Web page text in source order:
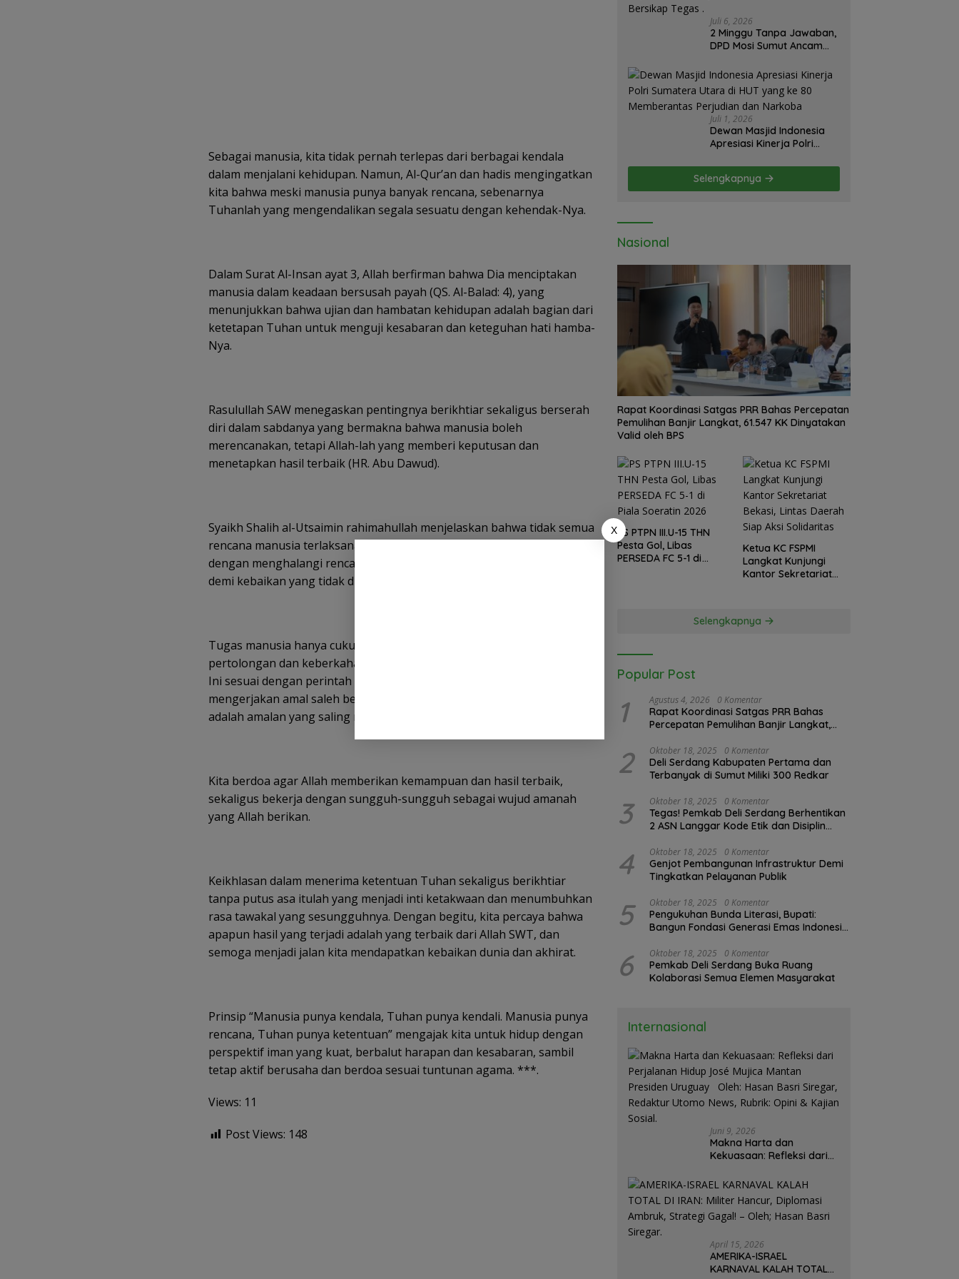
Sebagai manusia, kita tidak pernah terlepas dari berbagai kendala
dalam menjalani kehidupan. Namun, Al-Qur’an dan hadis mengingatkan
kita bahwa meski manusia punya banyak rencana, sebenarnya
Tuhanlah yang mengendalikan segala sesuatu dengan kehendak-Nya.
Dalam Surat Al-Insan ayat 3, Allah berfirman bahwa Dia menciptakan
manusia dalam keadaan bersusah payah (QS. Al-Balad: 4), yang
menunjukkan bahwa ujian dan hambatan kehidupan adalah bagian dari
ketetapan Tuhan untuk menguji kesabaran dan keteguhan hati hamba-
Nya.
Rasulullah SAW menegaskan pentingnya berikhtiar sekaligus berserah
diri dalam sabdanya yang bermakna bahwa manusia boleh
merencanakan, tetapi Allah-lah yang memberi keputusan dan
menetapkan hasil terbaik (HR. Abu Dawud).
Syaikh Shalih al-Utsaimin rahimahullah menjelaskan bahwa tidak semua
rencana manusia terlaksana karena Allah menguji kesabaran hamba
dengan menghalangi rencana tersebut, yang sesungguhnya adalah
demi kebaikan yang tidak diketahui manusia.
Tugas manusia hanya cukup mengangkat tangan dalam doa, memohon
pertolongan dan keberkahan atas segala usaha yang telah dikerjakan.
Ini sesuai dengan perintah Rasulullah untuk selalu berdoa dan
mengerjakan amal saleh berdasarkan doa tersebut, karena keduanya
adalah amalan yang saling melengkapi.
Kita berdoa agar Allah memberikan kemampuan dan hasil terbaik,
sekaligus bekerja dengan sungguh-sungguh sebagai wujud amanah
yang Allah berikan.
Keikhlasan dalam menerima ketentuan Tuhan sekaligus berikhtiar
tanpa putus asa itulah yang menjadi inti ketakwaan dan menumbuhkan
rasa tawakal yang sesungguhnya. Dengan begitu, kita percaya bahwa
apapun hasil yang terjadi adalah yang terbaik dari Allah SWT, dan
semoga menjadi jalan kita mendapatkan kebaikan dunia dan akhirat.
Prinsip “Manusia punya kendala, Tuhan punya kendali. Manusia punya
rencana, Tuhan punya ketentuan” mengajak kita untuk hidup dengan
perspektif iman yang kuat, berbalut harapan dan kesabaran, sambil
tetap aktif berusaha dan berdoa sesuai tuntunan agama. ***.
Views: 11
Post Views: 148
Juli 6, 2026
2 Minggu Tanpa Jawaban,
DPD Mosi Sumut Ancam
Mapolda Soal Tambang
Emas Illegal Dairi.
Desak Kapolda Sumut
Irjen Whisnu Hermawan
Bersikap Tegas .
Juli 1, 2026
Dewan Masjid Indonesia
Apresiasi Kinerja Polri
yang ke 80 Memberantas
Perjudian dan Narkoba
Selengkapnya
Nasional
Rapat Koordinasi Satgas PRR Bahas Percepatan
Pemulihan Banjir Langkat, 61.547 KK Dinyatakan
Valid oleh BPS
PS PTPN III.U-15 THN
Pesta Gol, Libas
PERSEDA FC 5-1 di
Ketua KC FSPMI
Langkat Kunjungi
Kantor Sekretariat
Selengkapnya
Popular Post
1 Agustus 4, 2026 0 Komentar
Rapat Koordinasi Satgas PRR Bahas
Percepatan Pemulihan Banjir Langkat,
2 Oktober 18, 2025 0 Komentar
Deli Serdang Kabupaten Pertama dan
Terbanyak di Sumut Miliki 300 Redkar
3 Oktober 18, 2025 0 Komentar
Tegas! Pemkab Deli Serdang Berhentikan
2 ASN Langgar Kode Etik dan Disiplin
4 Oktober 18, 2025 0 Komentar
Genjot Pembangunan Infrastruktur Demi
Tingkatkan Pelayanan Publik
5 Oktober 18, 2025 0 Komentar
Pengukuhan Bunda Literasi, Bupati:
Bangun Fondasi Generasi Emas Indonesia
6 Oktober 18, 2025 0 Komentar
Pemkab Deli Serdang Buka Ruang
Kolaborasi Semua Elemen Masyarakat
Internasional
Juni 9, 2026
Makna Harta dan
Kekuasaan: Refleksi dari
Mujica Mantan Presiden
Uruguay Oleh: Hasan
Basri Siregar, Redaktur
Utomo News, Rubrik: Opini
April 15, 2026
AMERIKA-ISRAEL
KARNAVAL KALAH TOTAL
X